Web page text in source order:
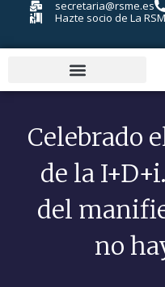
secretaria@rsme.es
Hazte socio de La
Celebrado
de la
del
no